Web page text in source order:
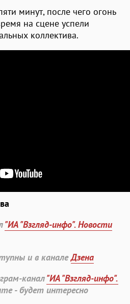
минут, после чего огонь
на сцене успели
коллектива.
"ИА "Взгляд-инфо". Новости
и в каналеДзена
канал"ИА "Взгляд-инфо".
- будет интересно